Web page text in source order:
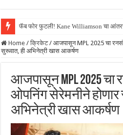
फॅब फोर फुटली! Kane Williamson चा
Home / क्रिकेट / आजपासून MPL 2025 चा
सुरूवात, ही अभिनेत्री खास आकर्षण
आजपासून MPL 2025 चा
ओपनिंग सेरेमनीने होणार
अभिनेत्री खास आकर्षण